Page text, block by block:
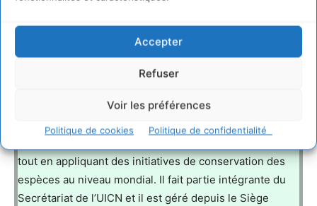
Accepter
Refuser
Voir les préférences
Politique de cookies Politique de confidentialité
dans le monde entier. Le siège de l’UICN se trouve à
Gland, près de Genève en Suisse.
Le Programme de l’UICN pour les espèces soutient les
activités de la Commission de la sauvegarde des
tout en appliquant des initiatives de conservation des
espèces au niveau mondial. Il fait partie intégrante du
Secrétariat de l’UICN et il est géré depuis le Siège